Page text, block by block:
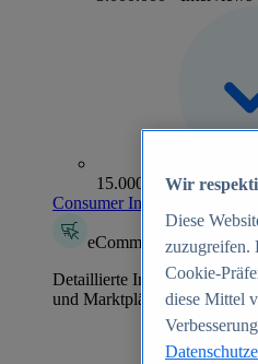
15.000+ Marken
Consumer Insights entdecken
eCommerce Insights
Detaillierte Informationen zu
und Marktplätzen
Wir
Diese
zuzugreifen.
Cookie-
diese Mittel